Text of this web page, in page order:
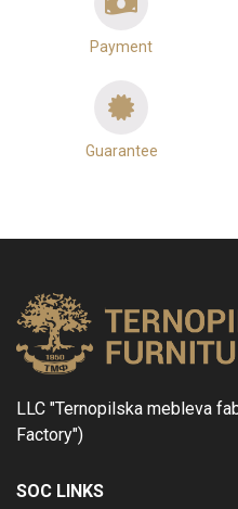
Payment
Guarantee
LLC "Ternopilska mebleva
Factory")
SOC LINKS